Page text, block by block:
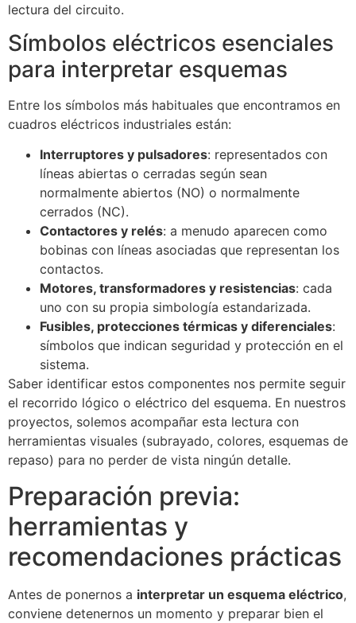
lectura del circuito.
Símbolos eléctricos esenciales
para interpretar esquemas
Entre los símbolos más habituales que encontramos en
cuadros eléctricos industriales están:
Interruptores y pulsadores: representados con
líneas abiertas o cerradas según sean
normalmente abiertos (NO) o normalmente
cerrados (NC).
Contactores y relés: a menudo aparecen como
bobinas con líneas asociadas que representan los
contactos.
Motores, transformadores y resistencias: cada
uno con su propia simbología estandarizada.
Fusibles, protecciones térmicas y diferenciales:
símbolos que indican seguridad y protección en el
sistema.
Saber identificar estos componentes nos permite seguir
el recorrido lógico o eléctrico del esquema. En nuestros
proyectos, solemos acompañar esta lectura con
herramientas visuales (subrayado, colores, esquemas de
repaso) para no perder de vista ningún detalle.
Preparación previa:
herramientas y
recomendaciones prácticas
Antes de ponernos a interpretar un esquema eléctrico,
conviene detenernos un momento y preparar bien el